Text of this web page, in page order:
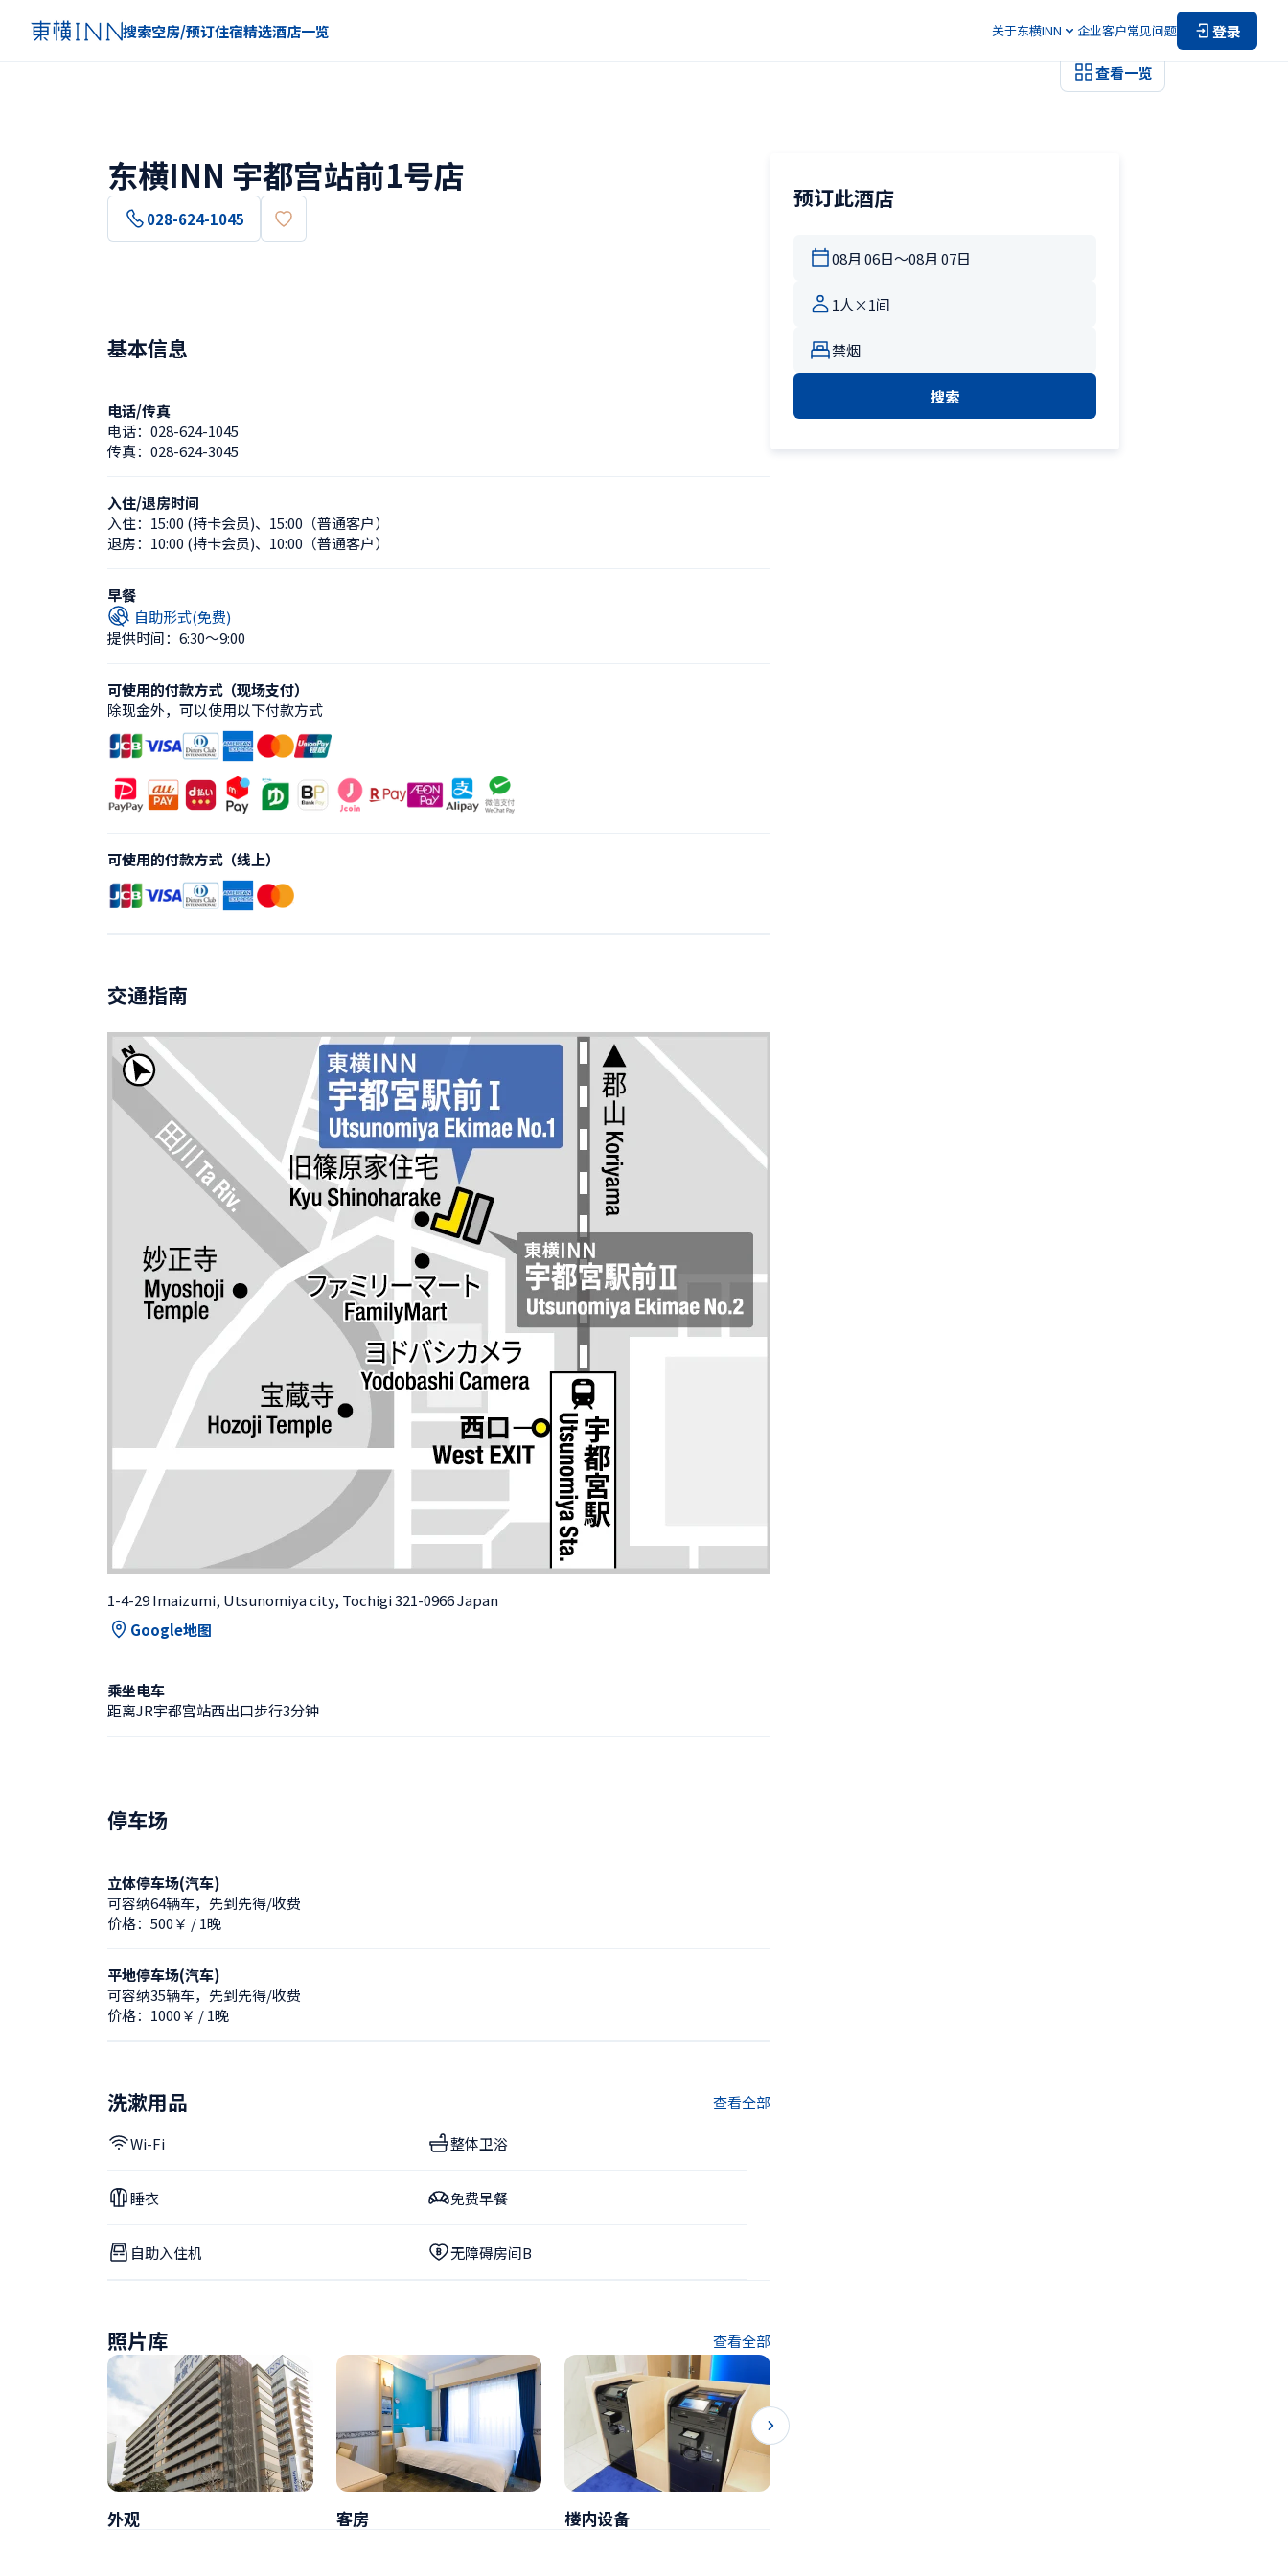
搜索空房/预订住宿精选酒店一览 关于东横INN 企业客户常见问题 登录
查看一览
东横INN 宇都宫站前1号店
028-624-1045
基本信息
电话/传真
电话： 028-624-1045
传真： 028-624-3045
入住/退房时间
入住： 15:00 (持卡会员)、 15:00（普通客户）
退房： 10:00 (持卡会员)、 10:00（普通客户）
早餐
自助形式(免费)
提供时间：6:30〜9:00
可使用的付款方式（现场支付）
除现金外，可以使用以下付款方式
可使用的付款方式（线上）
交通指南
1-4-29 Imaizumi, Utsunomiya city, Tochigi 321-0966 Japan
Google地图
乘坐电车
距离JR宇都宫站西出口步行3分钟
停车场
立体停车场(汽车)
可容纳64辆车，先到先得/收费
价格：500￥ / 1晚
平地停车场(汽车)
可容纳35辆车，先到先得/收费
价格：1000￥ / 1晚
洗漱用品 查看全部
Wi-Fi 整体卫浴
睡衣 免费早餐
自助入住机 无障碍房间B
照片库 查看全部
外观 客房 楼内设备
预订此酒店
搜索